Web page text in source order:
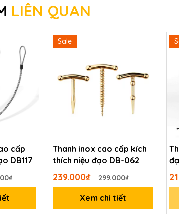
cung bậc khác nhau của sự sung sướng khi thủ
LIÊN QUAN
cấp
DB117
Sale
Thanh inox cao cấp kích
thích niệu đạo DB-062
239.000₫ 299.000₫
Xem chi tiết